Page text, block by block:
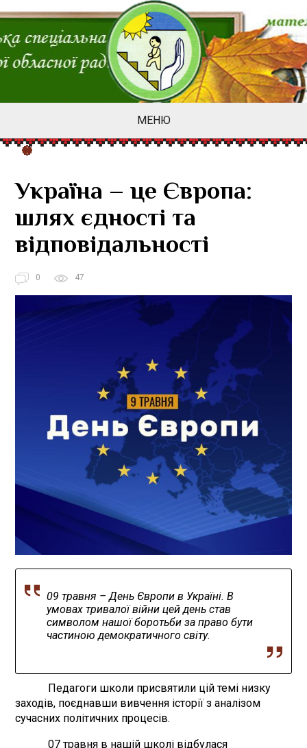
МЕНЮ
Україна – це Європа:
шлях єдності та
відповідальності
0 47
09 травня – День Європи в Україні. В
умовах тривалої війни цей день став
символом нашої боротьби за право бути
частиною демократичного світу.
Педагоги школи присвятили цій темі низку
заходів, поєднавши вивчення історії з аналізом
сучасних політичних процесів.
07 травня в нашій школі відбулася